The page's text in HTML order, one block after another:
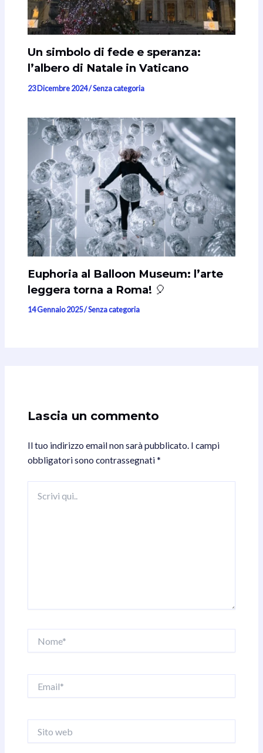
Un simbolo di fede e speranza:
l’albero di Natale in Vaticano
23 Dicembre 2024/Senza categoria
Euphoria al Balloon Museum: l’arte
leggera torna a Roma! 🎈
14 Gennaio 2025/Senza categoria
Lascia un commento
Il tuo indirizzo email non sarà pubblicato. I campi
obbligatori sono contrassegnati*
qui..
web